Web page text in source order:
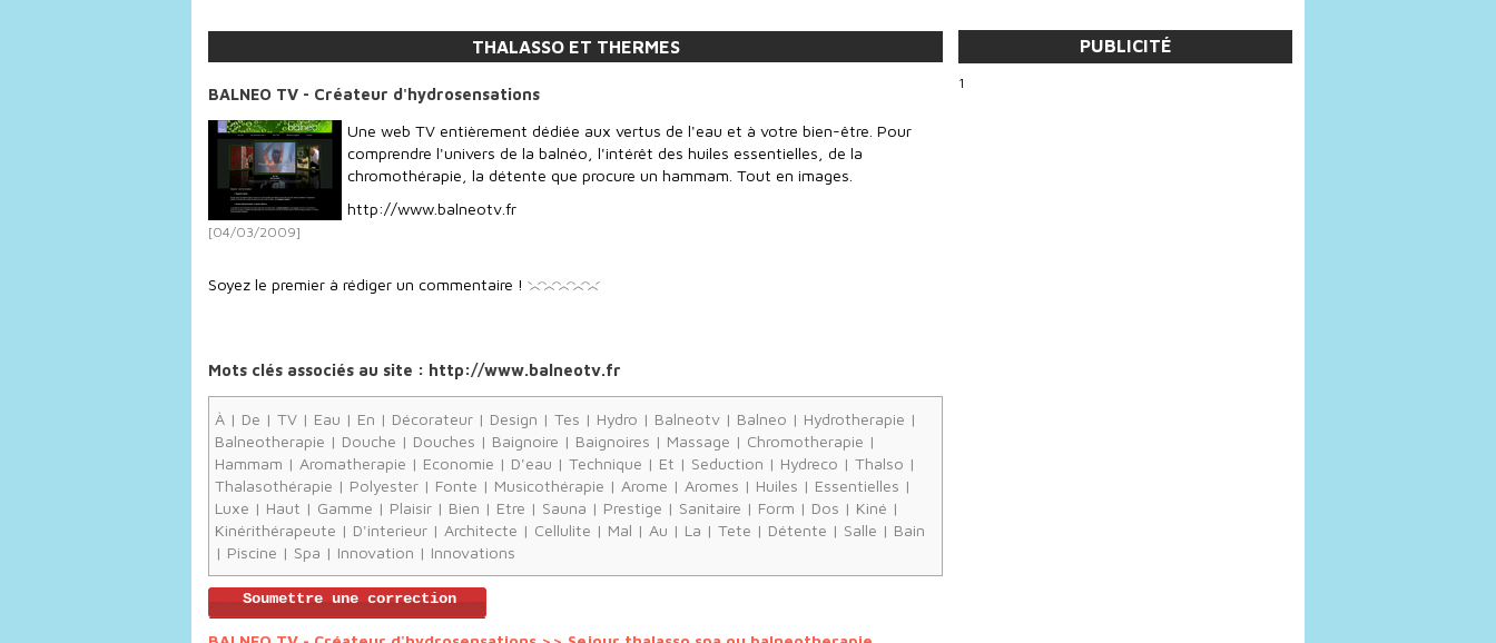
THALASSO ET THERMES
BALNEO TV - Créateur d'hydrosensations
Une web TV entièrement dédiée aux vertus de l'eau et à votre bien-être. Pour
comprendre l'univers de la balnéo, l'intérêt des huiles essentielles, de la
chromothérapie, la détente que procure un hammam. Tout en images.
http://www.balneotv.fr
[04/03/2009]
Soyez le premier à rédiger un commentaire !
Mots clés associés au site : http://www.balneotv.fr
À | De | TV | Eau | En | Décorateur | Design | Tes | Hydro | Balneotv | Balneo | Hydrotherapie |
Balneotherapie | Douche | Douches | Baignoire | Baignoires | Massage | Chromotherapie |
Hammam | Aromatherapie | Economie | D'eau | Technique | Et | Seduction | Hydreco | Thalso |
Thalasothérapie | Polyester | Fonte | Musicothérapie | Arome | Aromes | Huiles | Essentielles |
Luxe | Haut | Gamme | Plaisir | Bien | Etre | Sauna | Prestige | Sanitaire | Form | Dos | Kiné |
Kinérithérapeute | D'interieur | Architecte | Cellulite | Mal | Au | La | Tete | Détente | Salle | Bain
| Piscine | Spa | Innovation | Innovations
Soumettre une correction
PUBLICITÉ
1